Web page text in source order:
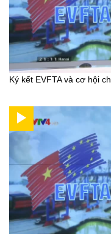
Ký kết EVFTA và cơ hội